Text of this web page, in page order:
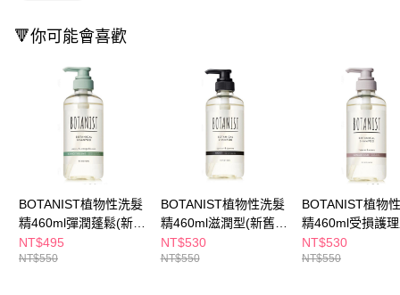
ATM／網路銀行／等多元方式進行付款，方視為交易完成。
購買商品的店家。未經商家同意取消之訂單仍視為有效，需透過AFTEE先享
後付繳納相關費用。
※ 交易是否成功請以「AFTEE先享後付 」之結帳頁面顯示為準，若有關於
是否繳費成功／繳費後需取消欲退款等相關疑問，請聯繫「AFTEE先享後付
客戶支援中心」https://netprotections.freshdesk.com/support/home
【注意事項】
１．透過由恩沛科技股份有限公司提供之「AFTEE先享後付」服務完成之交
權轉讓予恩沛科技股份有限公司。
２．關於個人資料處理事宜，請瀏覽以下網址：
https://aftee.tw/terms/#terms3
３．未成年的使用者請事先徵得法定代理人或監護人之同意方可使用
萊爾富取貨付款
每筆NT$65，滿NT$490(含以上)免運費
付款後萊爾富取貨
每筆NT$65，滿NT$490(含以上)免運費
7-11取貨付款
每筆NT$65，滿NT$490(含以上)免運費
付款後7-11取貨
每筆NT$65，滿NT$490(含以上)免運費
🔻你可能會喜歡
BOTANIST植物性洗髮
精460ml彈潤蓬鬆(新舊
包裝隨機出貨)
NT$495
NT$550
BOTANIST植物性洗髮
精460ml滋潤型(新舊包
裝隨機出貨)
NT$530
NT$550
BOTANIST植物
精460ml受損護
舊包裝隨機出貨)
NT$530
NT$550